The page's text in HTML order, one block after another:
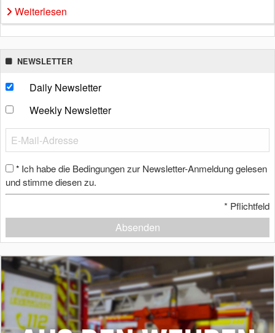
Weiterlesen
NEWSLETTER
Daily Newsletter
Weekly Newsletter
* Ich habe die Bedingungen zur Newsletter-Anmeldung gelesen
und stimme diesen zu.
* Pflichtfeld
Absenden